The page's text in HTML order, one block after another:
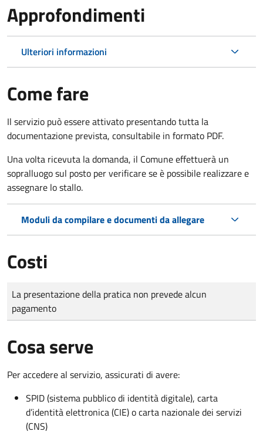
Approfondimenti
Ulteriori informazioni
Come fare
Il servizio può essere attivato presentando tutta la
documentazione prevista, consultabile in formato PDF.
Una volta ricevuta la domanda, il Comune effettuerà un
sopralluogo sul posto per verificare se è possibile realizzare e
assegnare lo stallo.
Moduli da compilare e documenti da allegare
Costi
Tipo di pagamento
Importo
La presentazione della pratica non prevede alcun
pagamento
Cosa serve
Per accedere al servizio, assicurati di avere:
SPID (sistema pubblico di identità digitale), carta
d’identità elettronica (CIE) o carta nazionale dei servizi
(CNS)